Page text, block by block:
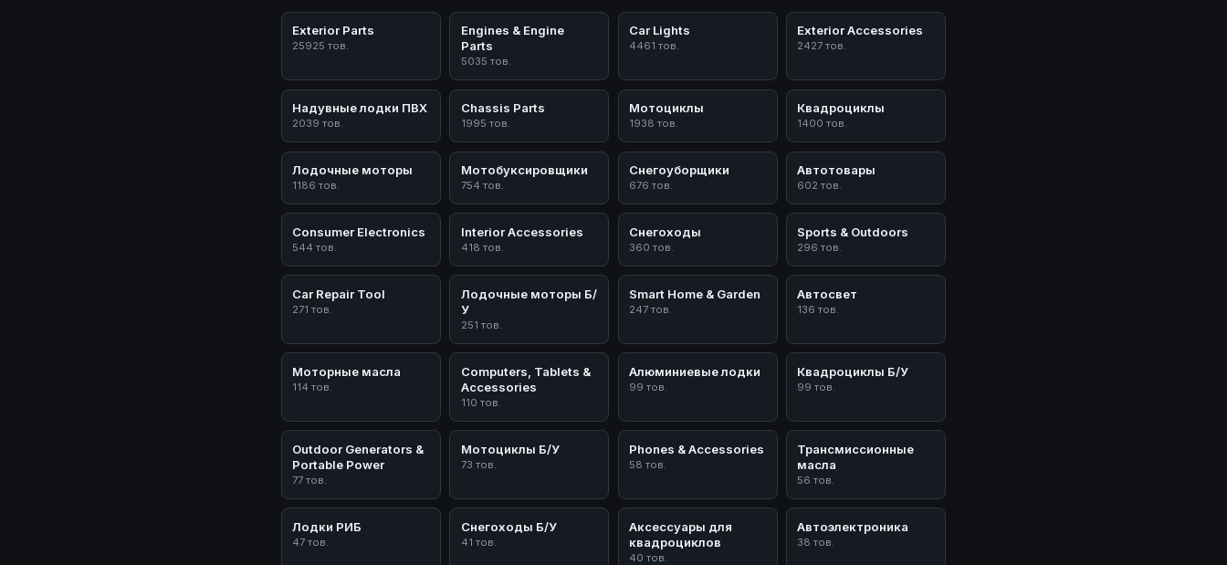
Exterior Parts
25925 тов.
Engines & Engine
Parts
5035 тов.
Car Lights
4461 тов.
Exterior Accessories
2427 тов.
Надувные лодки ПВХ
2039 тов.
Chassis Parts
1995 тов.
Мотоциклы
1938 тов.
Квадроциклы
1400 тов.
Лодочные моторы
1186 тов.
Мотобуксировщики
754 тов.
Снегоуборщики
676 тов.
Автотовары
602 тов.
Consumer Electronics
544 тов.
Interior Accessories
418 тов.
Снегоходы
360 тов.
Sports & Outdoors
296 тов.
Car Repair Tool
271 тов.
Лодочные моторы Б/
У
251 тов.
Smart Home & Garden
247 тов.
Автосвет
136 тов.
Моторные масла
114 тов.
Computers, Tablets &
Accessories
110 тов.
Алюминиевые лодки
99 тов.
Квадроциклы Б/У
99 тов.
Outdoor Generators &
Portable Power
77 тов.
Мотоциклы Б/У
73 тов.
Phones & Accessories
58 тов.
Трансмиссионные
масла
56 тов.
Лодки РИБ
47 тов.
Снегоходы Б/У
41 тов.
Аксессуары для
квадроциклов
40 тов.
Автоэлектроника
38 тов.